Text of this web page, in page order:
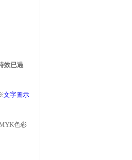
效已過
文字圖示
色彩